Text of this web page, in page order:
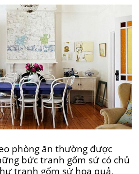
phòng ăn thường được
bức tranh gốm sứ có chủ
tranh gốm sứ hoa quả,